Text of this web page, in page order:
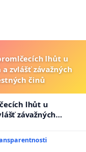
lhůt u
a zvlášť závažných
činů
lhůt u
závažných